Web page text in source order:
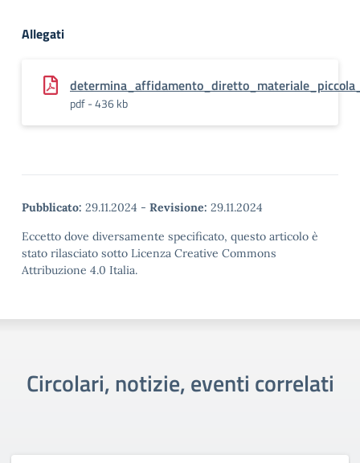
Allegati
pdf - 436 kb
Pubblicato: 29.11.2024 - Revisione: 29.11.2024
Eccetto dove diversamente specificato, questo articolo è
stato rilasciato sotto Licenza Creative Commons
Attribuzione 4.0 Italia.
Circolari, notizie, eventi correlati